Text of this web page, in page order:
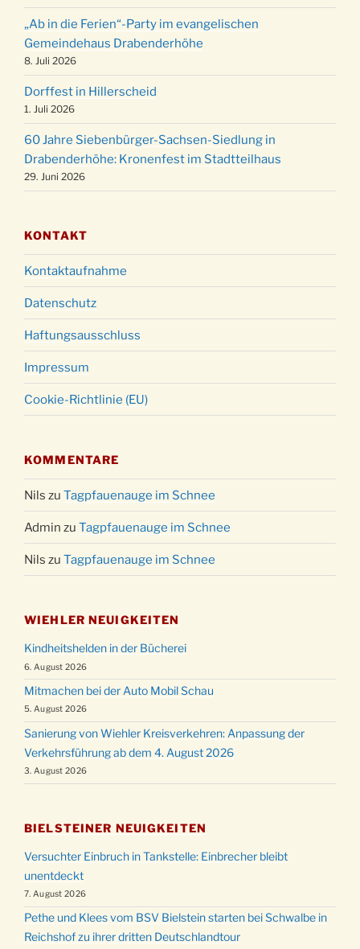
24.12.
Weihnachtsgottesdienst in der Kirche um
15:00 Uhr
24.12.
Weihnachtsgottesdienst in der Kirche um
18:00 Uhr
24.12.
Christmette mit der ev. Jugend in der Kirche
um 23:00 Uhr
31.12.
Gottesdienst zu Silvester in der Kirche um
18:00 Uhr
„Ab in die Ferien“-Party im evangelischen
Gemeindehaus Drabenderhöhe
8. Juli 2026
Dorffest in Hillerscheid
1. Juli 2026
60 Jahre Siebenbürger-Sachsen-Siedlung in
Drabenderhöhe: Kronenfest im Stadtteilhaus
29. Juni 2026
KONTAKT
Kontaktaufnahme
Datenschutz
Haftungsausschluss
Impressum
Cookie-Richtlinie (EU)
KOMMENTARE
Nils zu Tagpfauenauge im Schnee
Admin zu Tagpfauenauge im Schnee
Nils zu Tagpfauenauge im Schnee
WIEHLER NEUIGKEITEN
Kindheitshelden in der Bücherei
6. August 2026
Mitmachen bei der Auto Mobil Schau
5. August 2026
Sanierung von Wiehler Kreisverkehren: Anpassung der
Verkehrsführung ab dem 4. August 2026
3. August 2026
BIELSTEINER NEUIGKEITEN
Versuchter Einbruch in Tankstelle: Einbrecher bleibt
unentdeckt
7. August 2026
Pethe und Klees vom BSV Bielstein starten bei Schwalbe in
Reichshof zu ihrer dritten Deutschlandtour